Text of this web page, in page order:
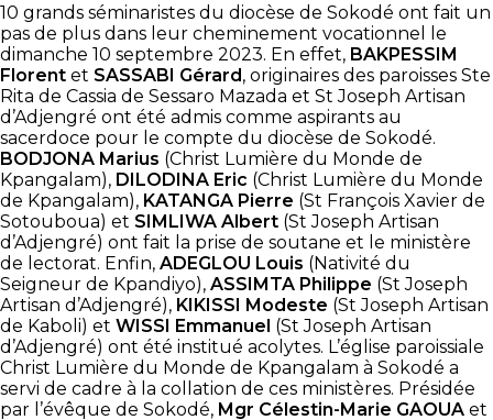
10 grands séminaristes du diocèse de Sokodé ont fait un
pas de plus dans leur cheminement vocationnel le
dimanche 10 septembre 2023. En effet, BAKPESSIM
Florent et SASSABI Gérard, originaires des paroisses Ste
Rita de Cassia de Sessaro Mazada et St Joseph Artisan
d’Adjengré ont été admis comme aspirants au
sacerdoce pour le compte du diocèse de Sokodé.
BODJONA Marius (Christ Lumière du Monde de
Kpangalam), DILODINA Eric (Christ Lumière du Monde
de Kpangalam), KATANGA Pierre (St François Xavier de
Sotouboua) et SIMLIWA Albert (St Joseph Artisan
d’Adjengré) ont fait la prise de soutane et le ministère
de lectorat. Enfin, ADEGLOU Louis (Nativité du
Seigneur de Kpandiyo), ASSIMTA Philippe (St Joseph
Artisan d’Adjengré), KIKISSI Modeste (St Joseph Artisan
de Kaboli) et WISSI Emmanuel (St Joseph Artisan
d’Adjengré) ont été institué acolytes. L’église paroissiale
Christ Lumière du Monde de Kpangalam à Sokodé a
servi de cadre à la collation de ces ministères. Présidée
par l’évêque de Sokodé, Mgr Célestin-Marie GAOUA et